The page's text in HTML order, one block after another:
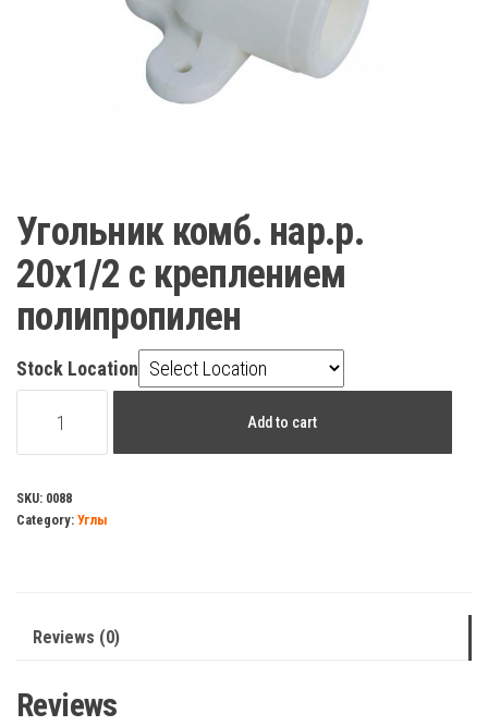
Угольник комб. нар.р.
20х1/2 с креплением
полипропилен
Stock Location
комб.
20х1/2
с
Add to cart
SKU: 0088
Category: Углы
Reviews (0)
Reviews